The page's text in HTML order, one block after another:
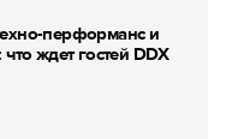
перформанс и
ждет гостей DDX